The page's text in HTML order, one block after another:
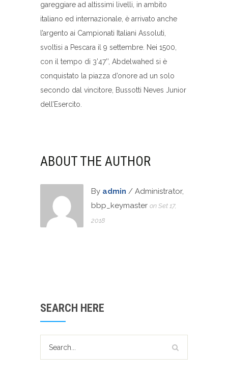
gareggiare ad altissimi livelli, in ambito
italiano ed internazionale, è arrivato anche
l’argento ai Campionati Italiani Assoluti,
svoltisi a Pescara il 9 settembre. Nei 1500,
con il tempo di 3’47’’, Abdelwahed si è
conquistato la piazza d’onore ad un solo
secondo dal vincitore, Bussotti Neves Junior
dell’Esercito.
ABOUT THE AUTHOR
By admin / Administrator,
bbp_keymaster on Set 17,
2018
SEARCH HERE